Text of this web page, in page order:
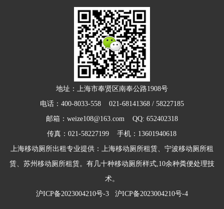
地址：上海市奉贤区南奉公路1908号
电话：400-8033-558 021-68141368 / 58227185
邮箱：weize108@163.com QQ: 652402318
传真：021-58227199 手机：13601940618
上海移动厕所出租专业提供：上海移动厕所租赁、宁波移动厕所租
赁、苏州移动厕所租赁。有几十种移动厕所样式,10余种粪便处理技
术。
沪ICP备2023004210号-3
沪ICP备2023004210号-4